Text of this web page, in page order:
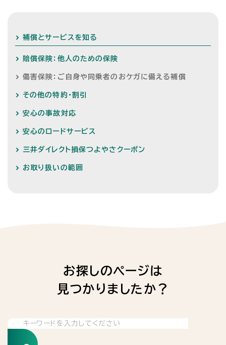
補償とサービスを知る
賠償保険：他人のための保険
傷害保険：ご自身や同乗者のおケガに備える補償
その他の特約・割引
安心の事故対応
安心のロードサービス
三井ダイレクト損保つよやさクーポン
お取り扱いの範囲
お探しのページは
見つかりましたか？